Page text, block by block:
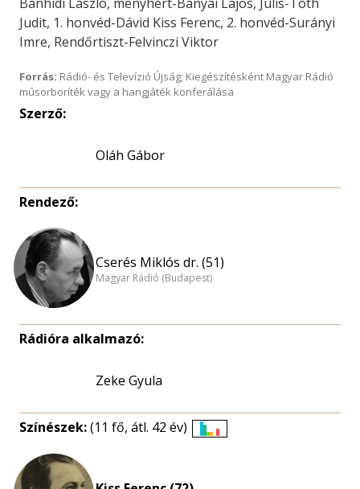
Judit, 1. honvéd-Dávid Kiss Ferenc, 2. honvéd-Surányi
Imre, Rendőrtiszt-Felvinczi Viktor
Forrás: Rádió- és Televízió Újság; Kiegészítésként Magyar Rádió
műsorboríték vagy a hangjáték konferálása
Szerző:
Oláh Gábor
Rendező:
Cserés Miklós dr. (51)
Magyar Rádió (Budapest)
Rádióra alkalmazó:
Zeke Gyula
Színészek:(11 fő, átl. 42 év)